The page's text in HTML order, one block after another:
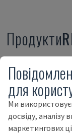
Продукти
для
Ми
досвіду, аналізу
маркетингових